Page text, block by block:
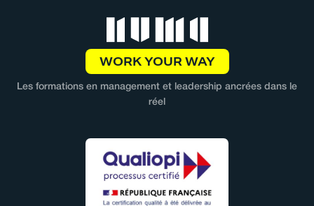
WORK YOUR WAY
Les formations en management et leadership ancrées dans le
réel